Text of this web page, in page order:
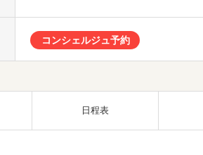
コンシェルジュ予約
日程表